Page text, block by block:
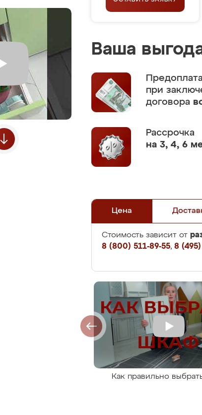
Ваша
Предоплата
при
договора
Рассрочка
на 3, 4, 6
Цена
Стоимость зависит от
8 (800) 511-89-55, 8
Как правильно